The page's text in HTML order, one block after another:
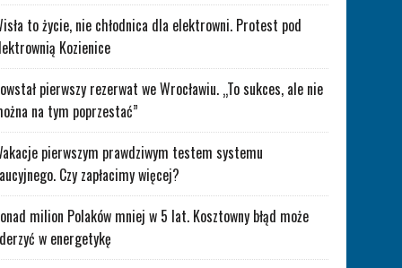
to życie, nie chłodnica dla elektrowni. Protest pod
Kozienice
pierwszy rezerwat we Wrocławiu. „To sukces, ale nie
na tym poprzestać”
pierwszym prawdziwym testem systemu
Czy zapłacimy więcej?
milion Polaków mniej w 5 lat. Kosztowny błąd może
w energetykę